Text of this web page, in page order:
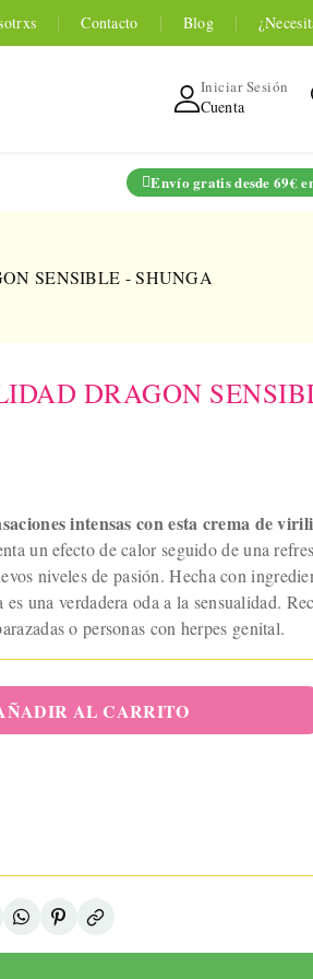
Contacto Blog
Cuenta
Iniciar Sesión
Sensor De
Y APP
€
AL
Envío gratis desde 69€
SENSIBLE - SHUNGA
DRAGON
intensas con esta crema de
un efecto de calor seguido de una
niveles de pasión. Hecha con
una verdadera oda a la sensualidad.
o personas con herpes genital.
AL CARRITO